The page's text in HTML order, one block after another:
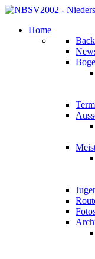
Home
Back